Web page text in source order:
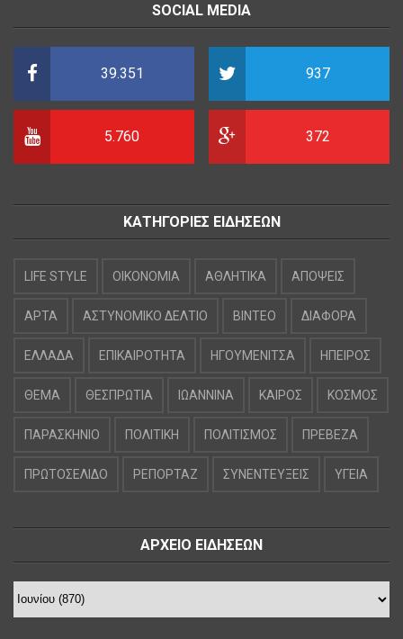
SOCIAL MEDIA
39.351 937
5.760 372
ΚΑΤΗΓΟΡΙΕΣ ΕΙΔΗΣΕΩΝ
LIFE STYLE OIKONOMIA ΑΘΛΗΤΙΚΑ ΑΠΟΨΕΙΣ
ΑΡΤΑ ΑΣΤΥΝΟΜΙΚΟ ΔΕΛΤΙΟ ΒΙΝΤΕΟ ΔΙΑΦΟΡΑ
ΕΛΛΑΔΑ ΕΠΙΚΑΙΡΟΤΗΤΑ ΗΓΟΥΜΕΝΙΤΣΑ ΗΠΕΙΡΟΣ
ΘΕΜΑ ΘΕΣΠΡΩΤΙΑ ΙΩΑΝΝΙΝΑ ΚΑΙΡΟΣ ΚΟΣΜΟΣ
ΠΑΡΑΣΚΗΝΙΟ ΠΟΛΙΤΙΚΗ ΠΟΛΙΤΙΣΜΟΣ ΠΡΕΒΕΖΑ
ΠΡΩΤΟΣΕΛΙΔΟ ΡΕΠΟΡΤΑΖ ΣΥΝΕΝΤΕΥΞΕΙΣ ΥΓΕΙΑ
ΑΡΧΕΙΟ ΕΙΔΗΣΕΩΝ